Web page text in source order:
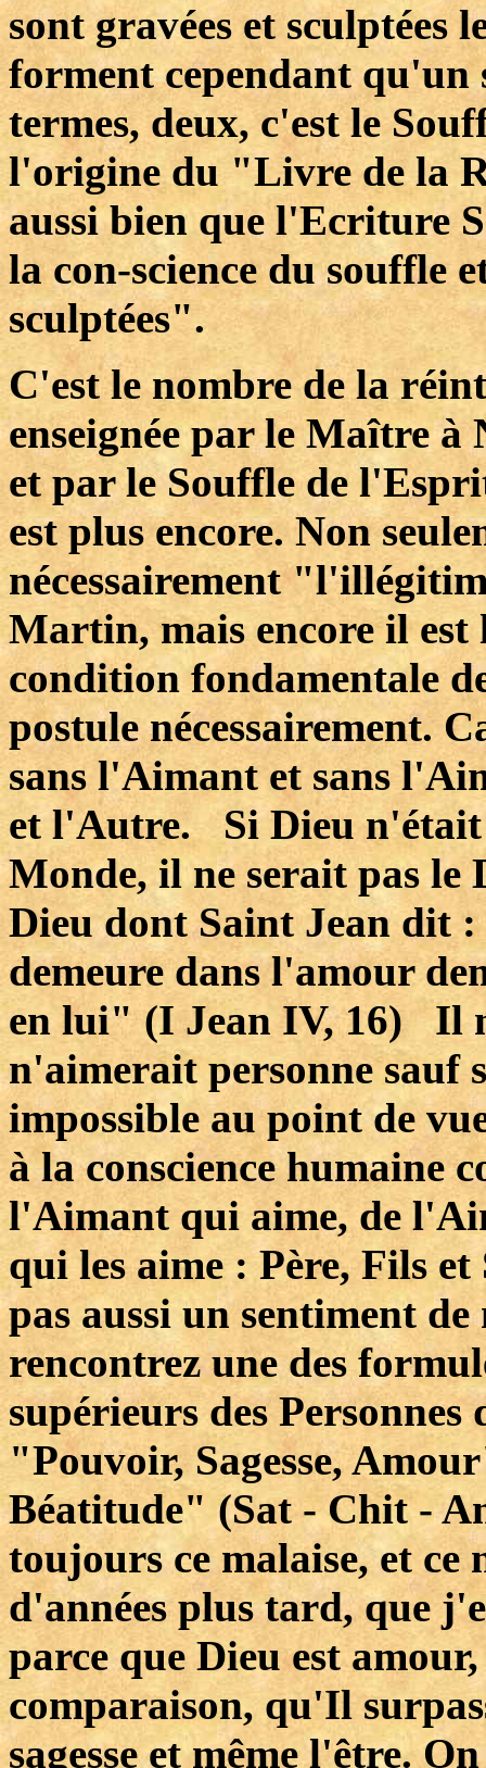
sont gravées et sculptées
forment cependant
termes, deux, c'est le
l'origine du "Livre de la
aussi bien que l'Ecriture
la con-science du souffle
sculptées".
C'est le nombre de la
enseignée par le Maître
et par le Souffle de
est plus encore. Non
nécessairement
Martin, mais encore il
condition fondamentale
postule nécessairement.
sans l'Aimant et sans
et l'Autre. Si Dieu n'était
Monde, il ne serait pas le
Dieu dont Saint Jean dit
demeure dans l'amour
en lui" (I Jean IV, 16) Il
n'aimerait personne sauf
impossible au point de
à la conscience humaine
l'Aimant qui aime, de
qui les aime : Père, Fils
pas aussi un sentiment
rencontrez une des
supérieurs des
"Pouvoir, Sagesse,
Béatitude" (Sat - Chit -
toujours ce malaise, et ce
d'années plus tard, que
parce que Dieu est
comparaison, qu'Il
sagesse et même l'être.